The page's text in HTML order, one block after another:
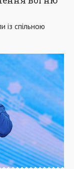
із спільною